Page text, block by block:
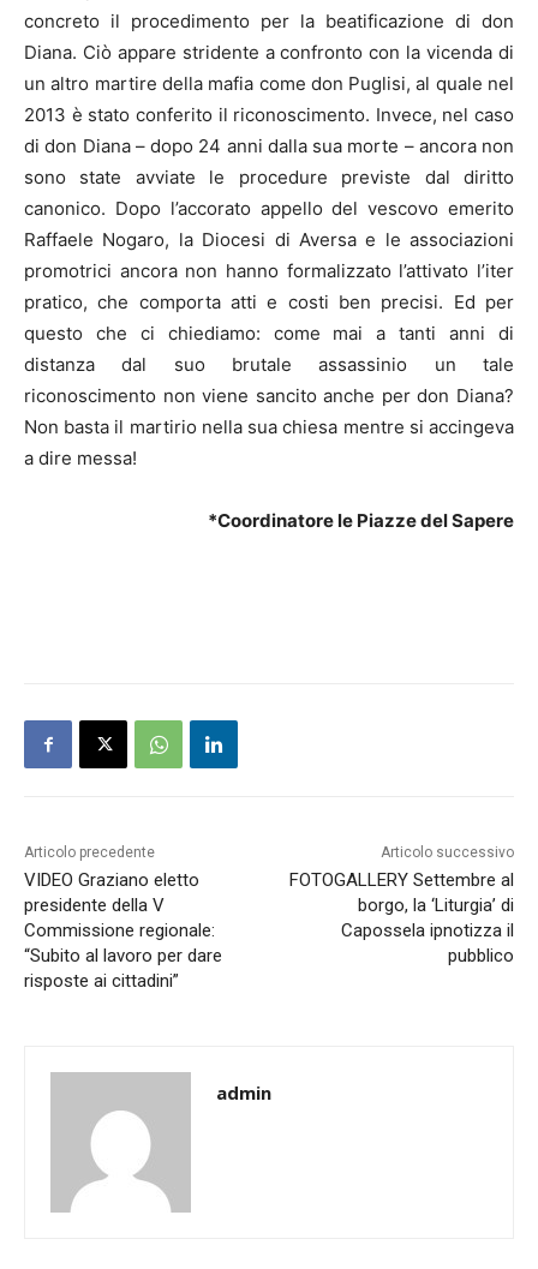
concreto il procedimento per la beatificazione di don
Diana. Ciò appare stridente a confronto con la vicenda di
un altro martire della mafia come don Puglisi, al quale nel
2013 è stato conferito il riconoscimento. Invece, nel caso
di don Diana – dopo 24 anni dalla sua morte – ancora non
sono state avviate le procedure previste dal diritto
canonico. Dopo l’accorato appello del vescovo emerito
Raffaele Nogaro, la Diocesi di Aversa e le associazioni
promotrici ancora non hanno formalizzato l’attivato l’iter
pratico, che comporta atti e costi ben precisi. Ed per
questo che ci chiediamo: come mai a tanti anni di
distanza dal suo brutale assassinio un tale
riconoscimento non viene sancito anche per don Diana?
Non basta il martirio nella sua chiesa mentre si accingeva
a dire messa!
*Coordinatore le Piazze del Sapere
Articolo precedente
VIDEO Graziano eletto
presidente della V
Commissione regionale:
“Subito al lavoro per dare
risposte ai cittadini”
Articolo successivo
FOTOGALLERY Settembre al
borgo, la ‘Liturgia’ di
Capossela ipnotizza il
pubblico
admin